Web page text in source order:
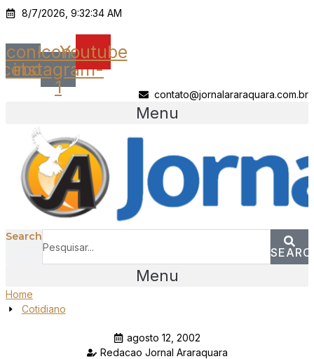
Ir
o
conteúdo
8/7/2026, 9:32:34 AM
Icon-Icon-
instagram-
1
Youtube
contato@jornalararaquara.com.br
Menu
Search
Menu
Home
Cotidiano
agosto 12, 2002
Redacao Jornal Araraquara